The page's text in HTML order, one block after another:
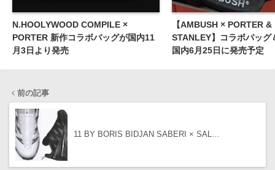
N.HOOLYWOOD COMPILE ×
PORTER 新作コラボバッグが国内11
月3日より発売
【AMBUSH × PORTER &
STANLEY】コラボバッグ
国内6月25日に発売予定
前の記事
11 BY BORIS BIDJAN SABERI × SAL…